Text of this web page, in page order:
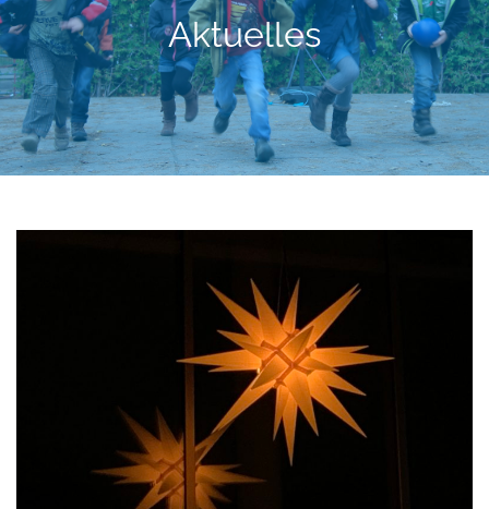
Aktuelles